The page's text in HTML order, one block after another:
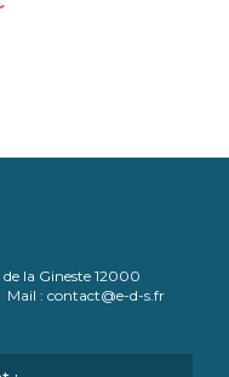
la Gineste 12000
: contact@e-d-s.fr